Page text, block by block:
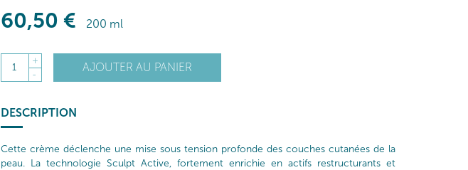
60,50 € 200 ml
1
+
-
AJOUTER AU PANIER
DESCRIPTION
Cette crème déclenche une mise sous tension profonde des couches cutanées de la
peau. La technologie Sculpt Active, fortement enrichie en actifs restructurants et